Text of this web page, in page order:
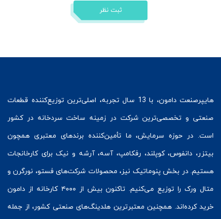
ثبت نظر
هایپرصنعت
دامون، با 13 سال تجربه، اصلی‌ترین توزیع‌کننده قطعات
صنعتی و تخصصی‌ترین شرکت در زمینه ساخت سردخانه در کشور
است. در حوزه سرمایش، ما تأمین‌کننده برندهای معتبری همچون
بیتزر، دانفوس،کوپلند، رفکامپ، آسه، آرشه و نیک برای کارخانجات
هستیم. در بخش پنوماتیک نیز، محصولات شرکت‌های فستو، نورگرن و
متال ورک
را توزیع می‌کنیم. تاکنون بیش از ۴۰۰۰ کارخانه از دامون
خرید کرده‌اند. همچنین معتبرترین هلدینگ‌های صنعتی کشور، از جمله